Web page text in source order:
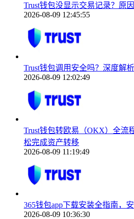
Trust钱包没显示交易记录？原
2026-08-09 12:45:55
Trust钱包调用安全吗？深度解
2026-08-09 12:02:49
Trust钱包转欧易（OKX）全流
松完成资产转移
2026-08-09 11:19:49
365钱包app下载安装全指南，
2026-08-09 10:36:30